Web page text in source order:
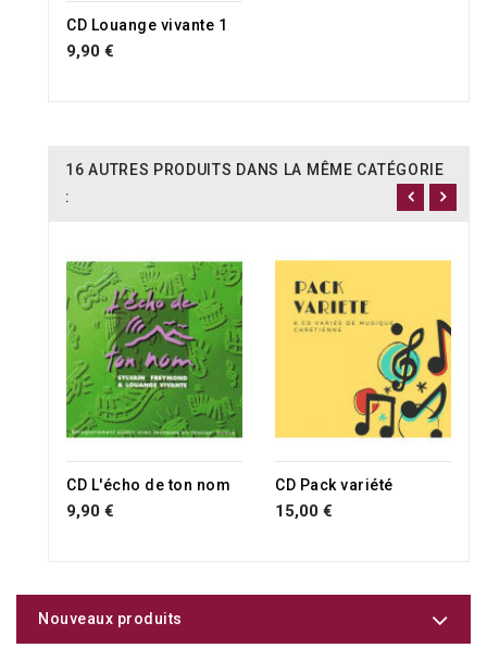
CD Louange vivante 1
9,90 €
16 AUTRES PRODUITS DANS LA MÊME CATÉGORIE
:
CD L'écho de ton nom
9,90 €
RUPTURE DE STOCK
CD Pack variété
15,00 €
Nouveaux produits